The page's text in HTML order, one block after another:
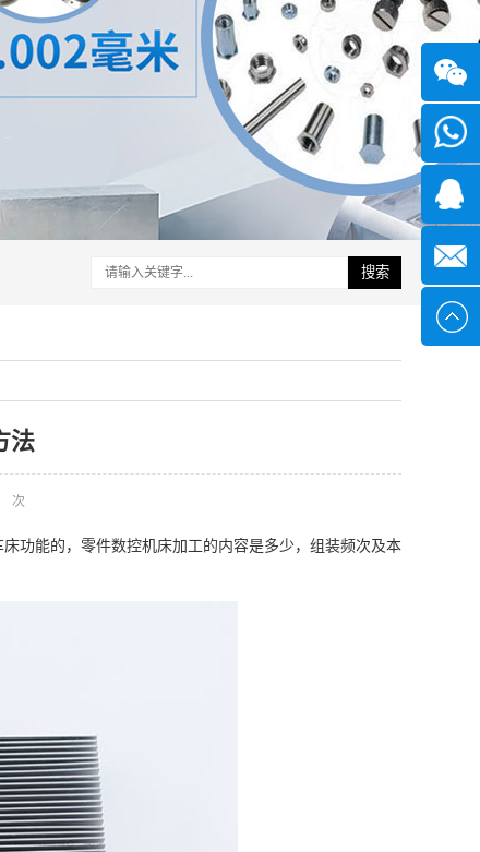
搜索
法
次
功能的，零件数控机床加工的内容是多少，组装频次及本
微信